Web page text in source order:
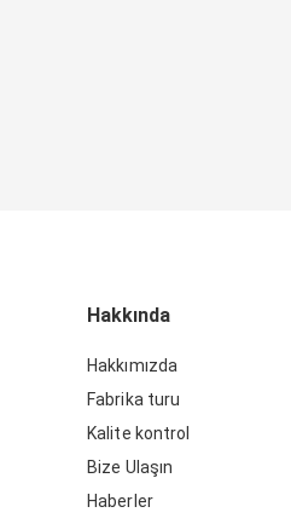
Hakkında
Hakkımızda
Fabrika turu
Kalite kontrol
Bize Ulaşın
Haberler